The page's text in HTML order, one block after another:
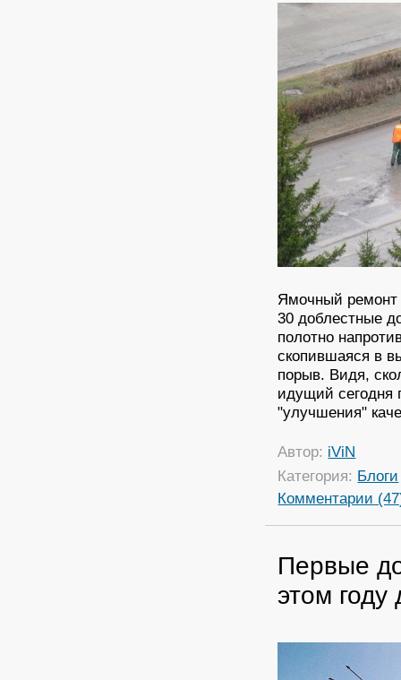
Ямочный ремонт
30 доблестные
полотно
скопившаяся в
порыв. Видя,
идущий сегодня
"улучшения"
Автор: iViN
Категория: Блоги
Комментарии
Первые
этом году